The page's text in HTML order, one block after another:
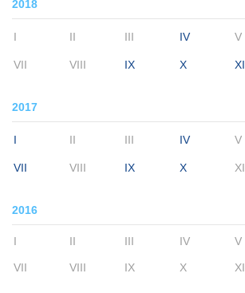
2018
I II III IV V
VII VIII IX X XI
2017
I II III IV V
VII VIII IX X XI
2016
I II III IV V
VII VIII IX X XI